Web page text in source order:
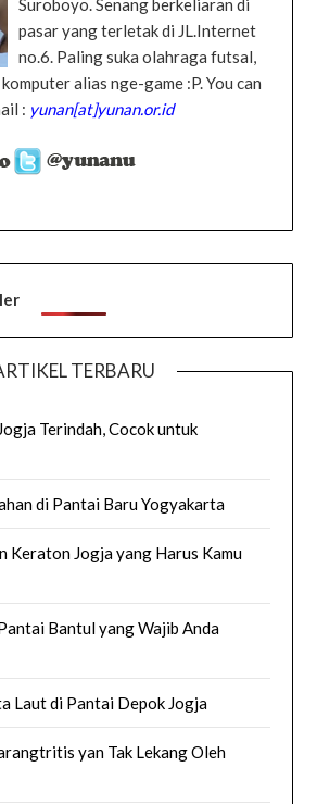
Suroboyo. Senang berkeliaran di
pasar yang terletak di JL.Internet
no.6. Paling suka olahraga futsal,
alias nge-game :P. You can
: yunan[at]yunan.or.id
TERBARU
Terindah, Cocok untuk
di Pantai Baru Yogyakarta
Keraton Jogja yang Harus Kamu
Bantul yang Wajib Anda
Laut di Pantai Depok Jogja
yan Tak Lekang Oleh